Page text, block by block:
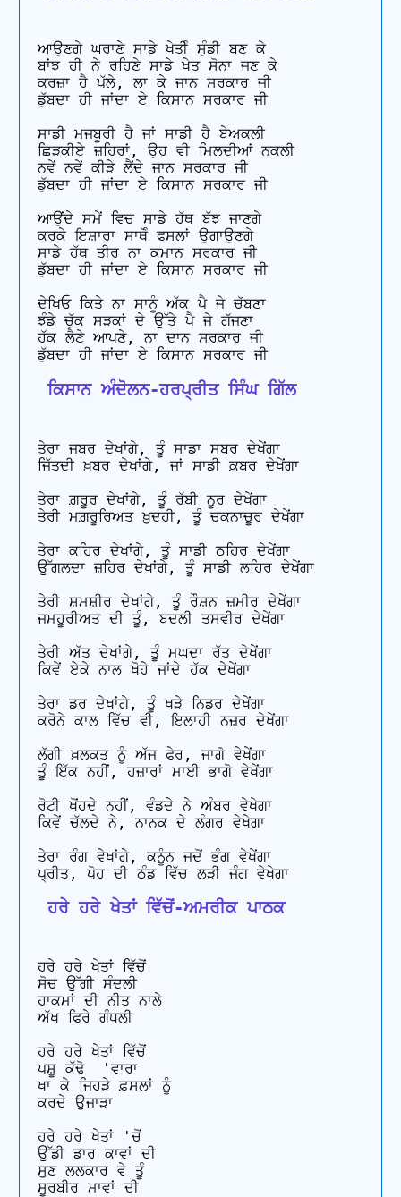
ਆਉਣਗੇ ਘਰਾਣੇ ਸਾਡੇ ਖੇਤੀੰ ਸੁੰਡੀ ਬਣ ਕੇ
ਬਾਂਝ ਹੀ ਨੇ ਰਹਿਣੇ ਸਾਡੇ ਖੇਤ ਸੋਨਾ ਜਣ ਕੇ
ਕਰਜ਼ਾ ਹੈ ਪੱਲੇ, ਲਾ ਕੇ ਜਾਨ ਸਰਕਾਰ ਜੀ
ਡੁੱਬਦਾ ਹੀ ਜਾਂਦਾ ਏ ਕਿਸਾਨ ਸਰਕਾਰ ਜੀ
ਸਾਡੀ ਮਜਬੂਰੀ ਹੈ ਜਾਂ ਸਾਡੀ ਹੈ ਬੇਅਕਲੀ
ਛਿੜਕੀਏ ਜ਼ਹਿਰਾਂ, ਉਹ ਵੀ ਮਿਲਦੀਆਂ ਨਕਲੀ
ਨਵੇਂ ਨਵੇਂ ਕੀੜੇ ਲੈਂਦੇ ਜਾਨ ਸਰਕਾਰ ਜੀ
ਡੁੱਬਦਾ ਹੀ ਜਾਂਦਾ ਏ ਕਿਸਾਨ ਸਰਕਾਰ ਜੀ
ਆਉਂਦੇ ਸਮੇਂ ਵਿਚ ਸਾਡੇ ਹੱਥ ਬੱਝ ਜਾਣਗੇ
ਕਰਕੇ ਇਸ਼ਾਰਾ ਸਾਥੋੰ ਫਸਲਾਂ ਉਗਾਉਣਗੇ
ਸਾਡੇ ਹੱਥ ਤੀਰ ਨਾ ਕਮਾਨ ਸਰਕਾਰ ਜੀ
ਡੁੱਬਦਾ ਹੀ ਜਾਂਦਾ ਏ ਕਿਸਾਨ ਸਰਕਾਰ ਜੀ
ਦੇਖਿਓ ਕਿਤੇ ਨਾ ਸਾਨੂੰ ਅੱਕ ਪੈ ਜੇ ਚੱਬਣਾ
ਝੰਡੇ ਚੁੱਕ ਸੜਕਾਂ ਦੇ ਉੱਤੇ ਪੈ ਜੇ ਗੱਜਣਾ
ਹੱਕ ਲੈਣੇ ਆਪਣੇ, ਨਾ ਦਾਨ ਸਰਕਾਰ ਜੀ
ਡੁੱਬਦਾ ਹੀ ਜਾਂਦਾ ਏ ਕਿਸਾਨ ਸਰਕਾਰ ਜੀ
ਕਿਸਾਨ ਅੰਦੋਲਨ-ਹਰਪ੍ਰੀਤ ਸਿੰਘ ਗਿੱਲ
ਤੇਰਾ ਜਬਰ ਦੇਖਾਂਗੇ, ਤੂੰ ਸਾਡਾ ਸਬਰ ਦੇਖੇਂਗਾ
ਜਿੱਤਦੀ ਖ਼ਬਰ ਦੇਖਾਂਗੇ, ਜਾਂ ਸਾਡੀ ਕ਼ਬਰ ਦੇਖੇਂਗਾ
ਤੇਰਾ ਗ਼ਰੂਰ ਦੇਖਾਂਗੇ, ਤੂੰ ਰੱਬੀ ਨੂਰ ਦੇਖੇਂਗਾ
ਤੇਰੀ ਮਗ਼ਰੂਰਿਅਤ ਖ਼ੁਦਹੀ, ਤੂੰ ਚਕਨਾਚੂਰ ਦੇਖੇਂਗਾ
ਤੇਰਾ ਕਹਿਰ ਦੇਖਾਂਗੇ, ਤੂੰ ਸਾਡੀ ਠਹਿਰ ਦੇਖੇਂਗਾ
ਉੱਗਲਦਾ ਜ਼ਹਿਰ ਦੇਖਾਂਗੇ, ਤੂੰ ਸਾਡੀ ਲਹਿਰ ਦੇਖੇਂਗਾ
ਤੇਰੀ ਸ਼ਮਸ਼ੀਰ ਦੇਖਾਂਗੇ, ਤੂੰ ਰੌਸ਼ਨ ਜ਼ਮੀਰ ਦੇਖੇਂਗਾ
ਜਮਹੂਰੀਅਤ ਦੀ ਤੂੰ, ਬਦਲੀ ਤਸਵੀਰ ਦੇਖੇਂਗਾ
ਤੇਰੀ ਅੱਤ ਦੇਖਾਂਗੇ, ਤੂੰ ਮਘਦਾ ਰੱਤ ਦੇਖੇਂਗਾ
ਕਿਵੇਂ ਏਕੇ ਨਾਲ ਖੋਹੇ ਜਾਂਦੇ ਹੱਕ ਦੇਖੇਂਗਾ
ਤੇਰਾ ਡਰ ਦੇਖਾਂਗੇ, ਤੂੰ ਖੜੇ ਨਿਡਰ ਦੇਖੇਂਗਾ
ਕਰੋਨੇ ਕਾਲ ਵਿੱਚ ਵੀ, ਇਲਾਹੀ ਨਜ਼ਰ ਦੇਖੇਂਗਾ
ਲੱਗੀ ਖ਼ਲਕਤ ਨੂੰ ਅੱਜ ਫੇਰ, ਜਾਗੋ ਵੇਖੇਂਗਾ
ਤੂੰ ਇੱਕ ਨਹੀਂ, ਹਜ਼ਾਰਾਂ ਮਾਈ ਭਾਗੋ ਵੇਖੇਂਗਾ
ਰੋਟੀ ਖੋਂਹਦੇ ਨਹੀਂ, ਵੰਡਦੇ ਨੇ ਅੰਬਰ ਵੇਖੇਗਾ
ਕਿਵੇਂ ਚੱਲਦੇ ਨੇ, ਨਾਨਕ ਦੇ ਲੰਗਰ ਵੇਖੇਗਾ
ਤੇਰਾ ਰੰਗ ਵੇਖਾਂਗੇ, ਕਨੂੰਨ ਜਦੋਂ ਭੰਗ ਵੇਖੇਂਗਾ
ਹਰੇ ਹਰੇ ਖੇਤਾਂ ਵਿੱਚੋਂ-ਅਮਰੀਕ ਪਾਠਕ
ਹਰੇ ਹਰੇ ਖੇਤਾਂ ਵਿੱਚੋਂ
ਸੋਚ ਉੱਗੀ ਸੰਦਲੀ
ਹਾਕਮਾਂ ਦੀ ਨੀਤ ਨਾਲੇ
ਅੱਖ ਫਿਰੇ ਗੰਧਲੀ
ਹਰੇ ਹਰੇ ਖੇਤਾਂ ਵਿੱਚੋਂ
ਪਸ਼ੂ ਕੱਢੋ  'ਵਾਰਾ
ਖਾ ਕੇ ਜਿਹੜੇ ਫ਼ਸਲਾਂ ਨੂੰ
ਕਰਦੇ ਉਜਾੜਾ
ਹਰੇ ਹਰੇ ਖੇਤਾਂ 'ਚੋਂ
ਉੱਡੀ ਡਾਰ ਕਾਵਾਂ ਦੀ
ਸੁਣ ਲਲਕਾਰ ਵੇ ਤੂੰ
ਸੂਰਬੀਰ ਮਾਵਾਂ ਦੀ